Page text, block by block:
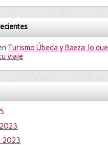
Turismo Úbeda y Baeza: lo que
viaje
2023